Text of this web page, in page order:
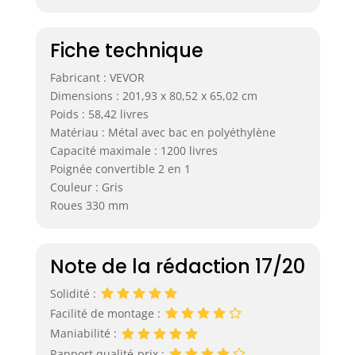
Fiche technique
Fabricant : VEVOR
Dimensions : 201,93 x 80,52 x 65,02 cm
Poids : 58,42 livres
Matériau : Métal avec bac en polyéthylène
Capacité maximale : 1200 livres
Poignée convertible 2 en 1
Couleur : Gris
Roues 330 mm
Note de la rédaction 17/20
Solidité :
Facilité de montage :
Maniabilité :